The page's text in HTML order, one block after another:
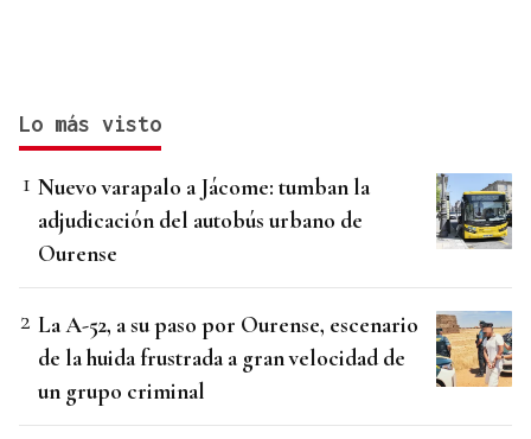
Lo más visto
Nuevo varapalo a Jácome: tumban la
adjudicación del autobús urbano de
Ourense
La A-52, a su paso por Ourense, escenario
de la huida frustrada a gran velocidad de
un grupo criminal